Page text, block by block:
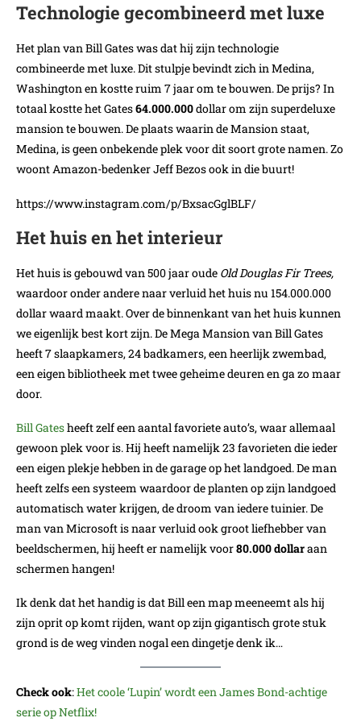
Technologie gecombineerd met luxe
Het plan van Bill Gates was dat hij zijn technologie
combineerde met luxe. Dit stulpje bevindt zich in Medina,
Washington en kostte ruim 7 jaar om te bouwen. De prijs? In
totaal kostte het Gates64.000.000dollar om zijn superdeluxe
mansion te bouwen. De plaats waarin de Mansion staat,
Medina, is geen onbekende plek voor dit soort grote namen. Zo
woont Amazon-bedenker Jeff Bezos ook in die buurt!
https://www.instagram.com/p/BxsacGglBLF/
Het huis en het interieur
Het huis is gebouwd van 500 jaar oude Old Douglas Fir Trees,
waardoor onder andere naar verluid het huis nu 154.000.000
dollar waard maakt. Over de binnenkant van het huis kunnen
we eigenlijk best kort zijn. De Mega Mansion van Bill Gates
heeft 7 slaapkamers, 24 badkamers, een heerlijk zwembad,
een eigen bibliotheek met twee geheime deuren en ga zo maar
door.
Bill Gatesheeft zelf een aantal favoriete auto’s, waar allemaal
gewoon plek voor is. Hij heeft namelijk 23 favorieten die ieder
een eigen plekje hebben in de garage op het landgoed. De man
heeft zelfs een systeem waardoor de planten op zijn landgoed
automatisch water krijgen, de droom van iedere tuinier. De
man van Microsoft is naar verluid ook groot liefhebber van
beeldschermen, hij heeft er namelijk voor80.000 dollaraan
schermen hangen!
Ik denk dat het handig is dat Bill een map meeneemt als hij
zijn oprit op komt rijden, want op zijn gigantisch grote stuk
grond is de weg vinden nogal een dingetje denk ik…
Check ook:Het coole ‘Lupin’ wordt een James Bond-achtige
serie op Netflix!